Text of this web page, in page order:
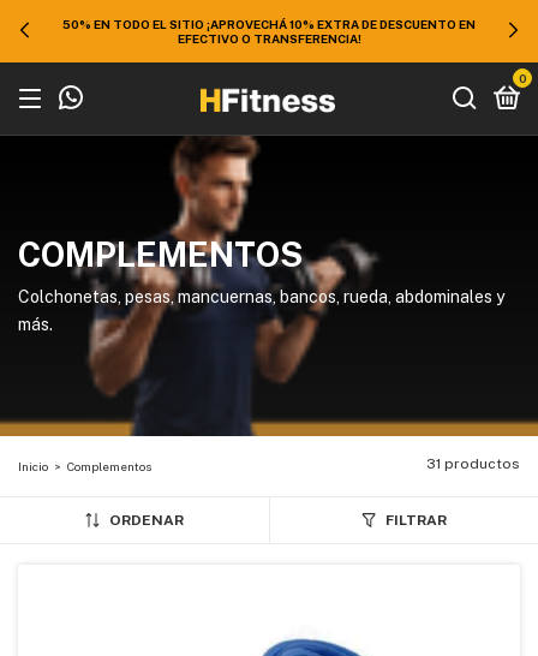
50% EN TODO EL SITIO ¡APROVECHÁ 10% EXTRA DE DESCUENTO EN
EFECTIVO O TRANSFERENCIA!
0
COMPLEMENTOS
Colchonetas, pesas, mancuernas, bancos, rueda, abdominales y
más.
Inicio > Complementos 31 productos
ORDENAR FILTRAR